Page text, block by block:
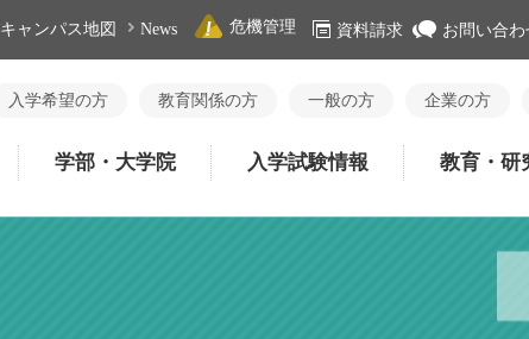
キャンパス地図 News 危機管理 資料請求 お問い合わ
入学希望の方 教育関係の方 一般の方 企業の方
学部・大学院 入学試験情報 教育・研